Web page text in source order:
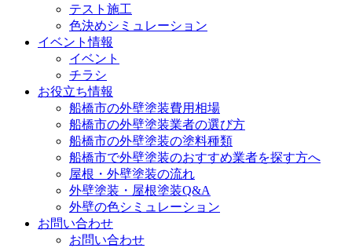
テスト施工
色決めシミュレーション
イベント情報
イベント
チラシ
お役立ち情報
船橋市の外壁塗装費用相場
船橋市の外壁塗装業者の選び方
船橋市の外壁塗装の塗料種類
船橋市で外壁塗装のおすすめ業者を探す方へ
屋根・外壁塗装の流れ
外壁塗装・屋根塗装Q&A
外壁の色シミュレーション
お問い合わせ
お問い合わせ